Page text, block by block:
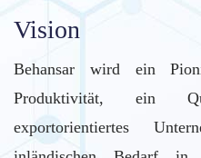
Vision
Behansar wird ein
Produktivität, ein
exportorientiertes